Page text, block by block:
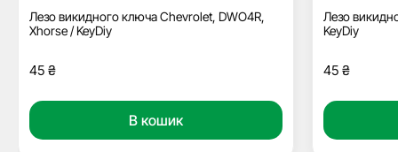
Лезо викидного ключа Chevrolet, DWO4R,
Xhorse / KeyDiy
45 ₴
В кошик
Лезо
KeyDiy
45 ₴